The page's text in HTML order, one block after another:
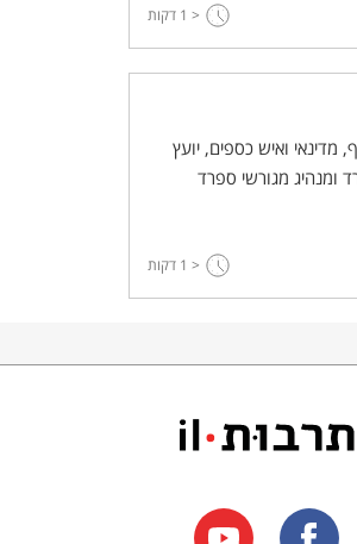
< 1 דקות
מדינאי ואיש כספים, יועץ
ומנהיג מגורשי ספרד
< 1 דקות